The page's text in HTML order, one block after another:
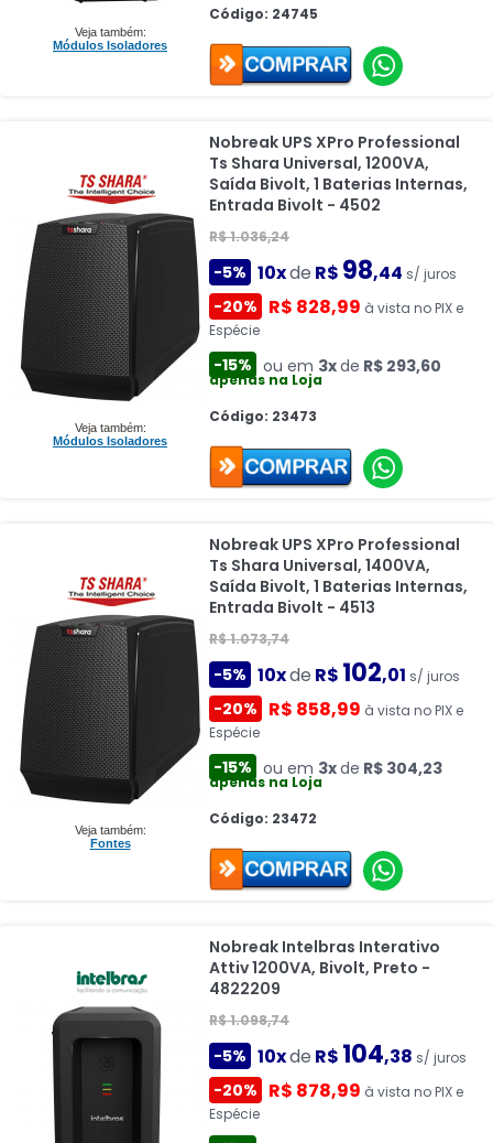
Veja também:
Módulos Isoladores
Código: 24745
Veja também:
Módulos Isoladores
Nobreak UPS XPro Professional
Ts Shara Universal, 1200VA,
Saída Bivolt, 1 Baterias Internas,
Entrada Bivolt - 4502
R$ 1.036,24
-5% 10xde R$ 98,44 s/ juros
-20% R$ 828,99 à vista no PIX e
Espécie
-15% ou em 3xde R$ 293,60
apenas na Loja
Código: 23473
Veja também:
Fontes
Nobreak UPS XPro Professional
Ts Shara Universal, 1400VA,
Saída Bivolt, 1 Baterias Internas,
Entrada Bivolt - 4513
R$ 1.073,74
-5% 10xde R$ 102,01 s/ juros
-20% R$ 858,99 à vista no PIX e
Espécie
-15% ou em 3xde R$ 304,23
apenas na Loja
Código: 23472
Nobreak Intelbras Interativo
Attiv 1200VA, Bivolt, Preto -
4822209
R$ 1.098,74
-5% 10xde R$ 104,38 s/ juros
-20% R$ 878,99 à vista no PIX e
Espécie